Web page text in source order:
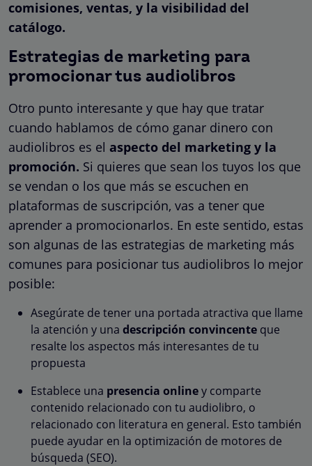
comisiones, ventas, y la visibilidad del
catálogo.
Estrategias de marketing para
promocionar tus audiolibros
Otro punto interesante y que hay que tratar
cuando hablamos de cómo ganar dinero con
audiolibros es el aspecto del marketing y la
promoción. Si quieres que sean los tuyos los que
se vendan o los que más se escuchen en
plataformas de suscripción, vas a tener que
aprender a promocionarlos. En este sentido, estas
son algunas de las estrategias de marketing más
comunes para posicionar tus audiolibros lo mejor
posible:
Asegúrate de tener una portada atractiva que llame
la atención y una descripción convincente que
resalte los aspectos más interesantes de tu
propuesta
Establece una presencia onliney comparte
contenido relacionado con tu audiolibro, o
relacionado con literatura en general. Esto también
puede ayudar en la optimización de motores de
búsqueda (SEO).